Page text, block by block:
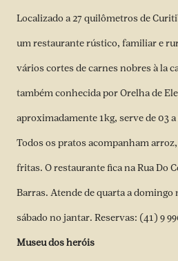
Localizado a 27 quilômetros de
um restaurante rústico, familiar e
vários cortes de carnes nobres à la
também conhecida por Orelha de
aproximadamente 1kg, serve de 03 a
Todos os pratos acompanham
fritas. O restaurante fica na Rua Do
Barras. Atende de quarta a domingo
sábado no jantar. Reservas: (41) 9
Museu dos heróis